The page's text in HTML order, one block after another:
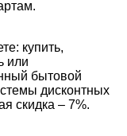
купить,
или
бытовой
дисконтных
скидка – 7%.